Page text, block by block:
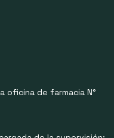
oficina de farmacia N°